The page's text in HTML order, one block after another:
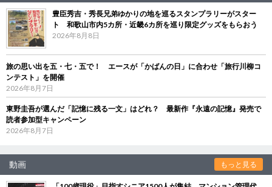
豊臣秀吉・秀長兄弟ゆかりの地を巡るスタンプラリーがスター
ト 和歌山市内5カ所・近畿6カ所を巡り限定グッズをもらおう
2026年8月8日
旅の思い出を五・七・五で！ エースが「かばんの日」に合わせ「旅行川柳コ
ンテスト」を開催
2026年8月7日
東野圭吾が選んだ「記憶に残る一文」はどれ？ 最新作『永遠の記憶』発売で
読者参加型キャンペーン
2026年8月7日
動画 もっと見る